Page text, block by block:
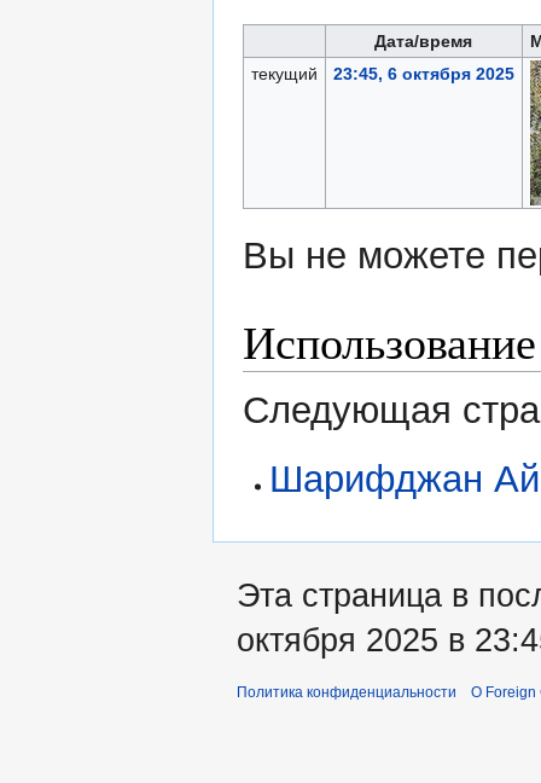
Дата/время
текущий
23:45, 6 октября 2025
Вы не можете
Следующая
Шарифджан
Эта страница в
октября 2025 в
Политика конфиденциальности О Foreign